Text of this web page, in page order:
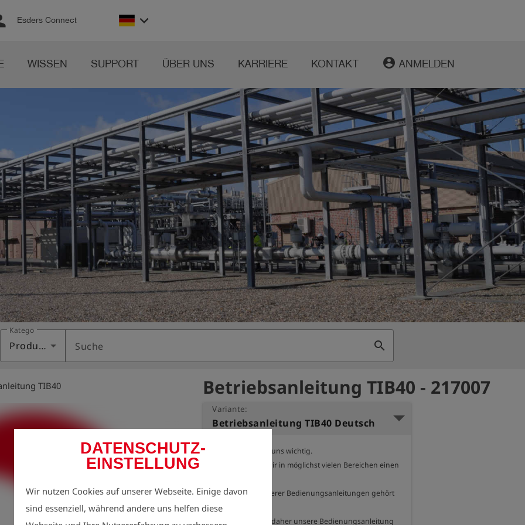
DATENSCHUTZ-
EINSTELLUNG
Wir nutzen Cookies auf unserer Webseite. Einige davon
sind essenziell, während andere uns helfen diese
Esders Connect keyboard_arrow_down
WISSEN SUPPORT ÜBER UNS KARRIERE KONTAKT account_circle ANMELDEN
Kategorie
Produkte Suche search
TIB40 Betriebsanleitung TIB40 - 217007
Variante:
Betriebsanleitung TIB40 Deutsch
Umweltschutz ist uns wichtig.
Daher möchten wir in möglichst vielen Bereichen einen
Das Drucken unserer Bedienungsanleitungen gehört
auch dazu.
Wir stellen Ihnen daher unsere Bedienungsanleitung